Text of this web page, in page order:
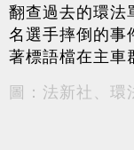
翻查過去的環法
名選手摔倒的事
著標語檔在主車
圖：法新社、環